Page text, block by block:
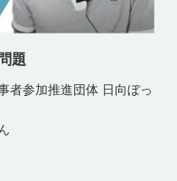
題
者参加推進団体 日向ぼっ